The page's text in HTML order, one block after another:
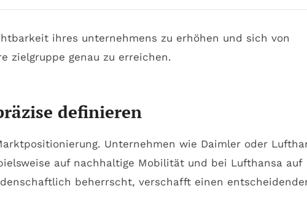
definieren
Unternehmen wie Daimler oder
auf nachhaltige Mobilität und bei Lufthansa auf
beherrscht, verschafft einen